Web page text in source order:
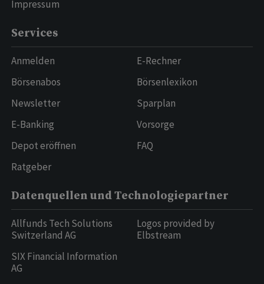
Impressum
Services
Anmelden
Börsenabos
Newsletter
E-Banking
Depot eröffnen
Ratgeber
E-Rechner
Börsenlexikon
Sparplan
Vorsorge
FAQ
Datenquellen und Technologiepartner
Allfunds Tech Solutions
Switzerland AG
SIX Financial Information
AG
Logos provided by
Elbstream